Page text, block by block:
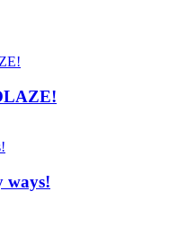
ways!